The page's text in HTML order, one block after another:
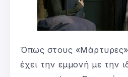
Όπως στους
έχει την εμμονή με την